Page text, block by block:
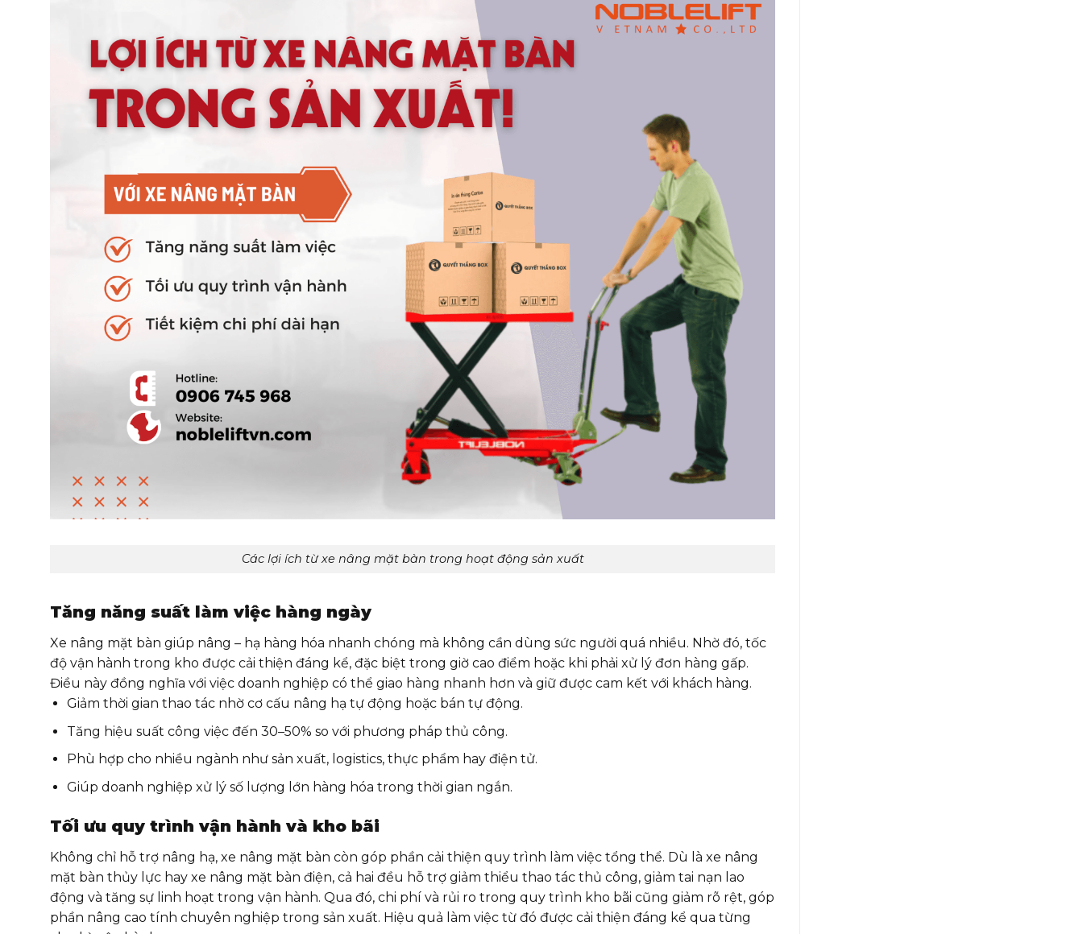
Các lợi ích từ xe nâng mặt bàn trong hoạt động sản xuất
Tăng năng suất làm việc hàng ngày
Xe nâng mặt bàn giúp nâng – hạ hàng hóa nhanh chóng mà không cần dùng sức người quá nhiều. Nhờ đó, tốc
độ vận hành trong kho được cải thiện đáng kể, đặc biệt trong giờ cao điểm hoặc khi phải xử lý đơn hàng gấp.
Điều này đồng nghĩa với việc doanh nghiệp có thể giao hàng nhanh hơn và giữ được cam kết với khách hàng.
Giảm thời gian thao tác nhờ cơ cấu nâng hạ tự động hoặc bán tự động.
Tăng hiệu suất công việc đến 30–50% so với phương pháp thủ công.
Phù hợp cho nhiều ngành như sản xuất, logistics, thực phẩm hay điện tử.
Giúp doanh nghiệp xử lý số lượng lớn hàng hóa trong thời gian ngắn.
Tối ưu quy trình vận hành và kho bãi
Không chỉ hỗ trợ nâng hạ, xe nâng mặt bàn còn góp phần cải thiện quy trình làm việc tổng thể. Dù là xe nâng
mặt bàn thủy lực hay xe nâng mặt bàn điện, cả hai đều hỗ trợ giảm thiểu thao tác thủ công, giảm tai nạn lao
động và tăng sự linh hoạt trong vận hành. Qua đó, chi phí và rủi ro trong quy trình kho bãi cũng giảm rõ rệt, góp
phần nâng cao tính chuyên nghiệp trong sản xuất. Hiệu quả làm việc từ đó được cải thiện đáng kể qua từng